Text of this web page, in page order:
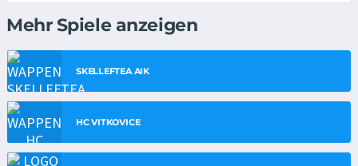
Mehr Spiele anzeigen
SKELLEFTEA AIK
HC VITKOVICE